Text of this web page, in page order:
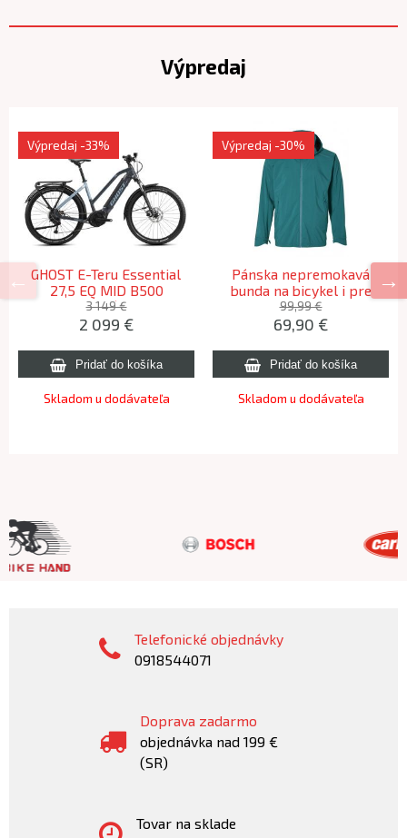
Výpredaj
GHOST E-Teru Essential
27,5 EQ MID B500
Grey/Blue - L (178-190cm)
2024
Výpredaj -33%
3 149 €
2 099 €
Skladom u dodávateľa
Pánska nepremokavá
bunda na bicykel i pre
outdoor Basil SKANE
zelená XL
Výpredaj -30%
99,99 €
69,90 €
Skladom u dodávateľa
Telefonické objednávky
0918544071
Doprava zadarmo
objednávka nad 199 €
(SR)
Tovar na sklade